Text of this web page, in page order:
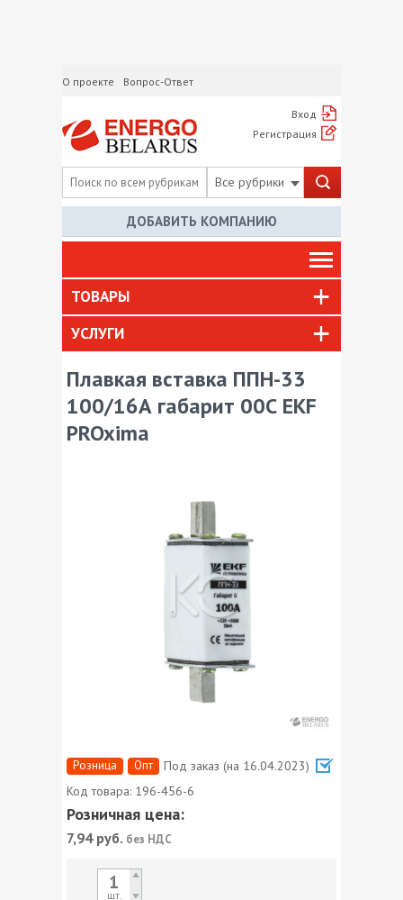
О проекте Вопрос-Ответ
Вход
Регистрация
Все рубрики
ДОБАВИТЬ КОМПАНИЮ
ТОВАРЫ
УСЛУГИ
Плавкая вставка ППН-33
100/16А габарит 00С EKF
PROxima
Розница Опт
Под заказ (на 16.04.2023)
Код товара: 196-456-6
Розничная цена:
7,94руб. без НДС
шт.